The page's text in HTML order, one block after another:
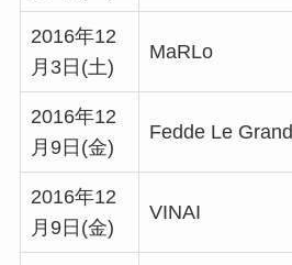
2016年12
月3日(土)
MaRLo
2016年12
月9日(金)
Fedde Le Grand
2016年12
月9日(金)
VINAI